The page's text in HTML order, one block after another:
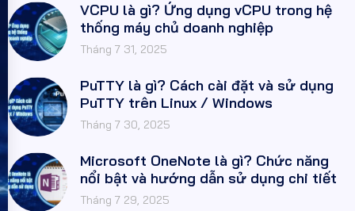
VCPU là gì? Ứng dụng vCPU trong hệ
thống máy chủ doanh nghiệp
Tháng 7 31, 2025
PuTTY là gì? Cách cài đặt và sử dụng
PuTTY trên Linux / Windows
Tháng 7 30, 2025
Microsoft OneNote là gì? Chức năng
nổi bật và hướng dẫn sử dụng chi tiết
Tháng 7 29, 2025